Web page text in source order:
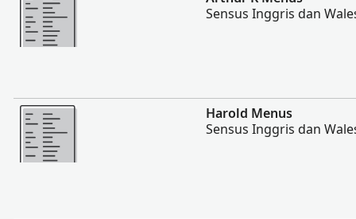
Sensus Inggris dan
Lebih banyak
Harold Menus
Sensus Inggris dan